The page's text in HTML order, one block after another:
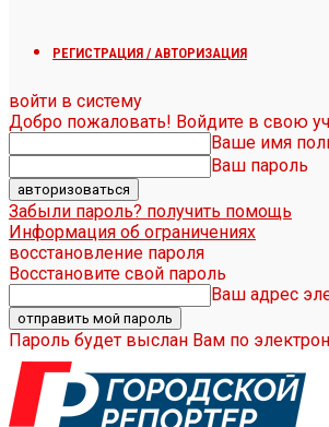
РЕГИСТРАЦИЯ / АВТОРИЗАЦИЯ
войти в систему
Добро пожаловать! Войдите в свою
Ваше имя
Ваш пароль
Забыли пароль? получить помощь
Информация об ограничениях
восстановление пароля
Восстановите свой пароль
Ваш адрес
Пароль будет выслан Вам по